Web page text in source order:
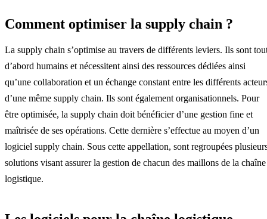
Comment optimiser la supply chain ?
La supply chain s’optimise au travers de différents leviers. Ils sont
d’abord humains et nécessitent ainsi des ressources dédiées ainsi
qu’une collaboration et un échange constant entre les différents
d’une même supply chain. Ils sont également organisationnels. Pour
être optimisée, la supply chain doit bénéficier d’une gestion fine et
maîtrisée de ses opérations. Cette dernière s’effectue au moyen d’un
logiciel supply chain. Sous cette appellation, sont regroupées
solutions visant assurer la gestion de chacun des maillons de la chaîne
logistique.